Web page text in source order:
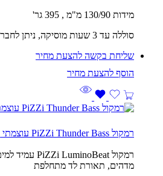
מידות 130/90 מ"מ , 395 גר'
סוללה עד 3 שעות מוסיקה, ניתן לחבר שניים יחד
שליחת בקשה להצעת מחיר
רמקול PiZZi Thunder Bass עוצמתי
מדהים, תאורת לד מתחלפת